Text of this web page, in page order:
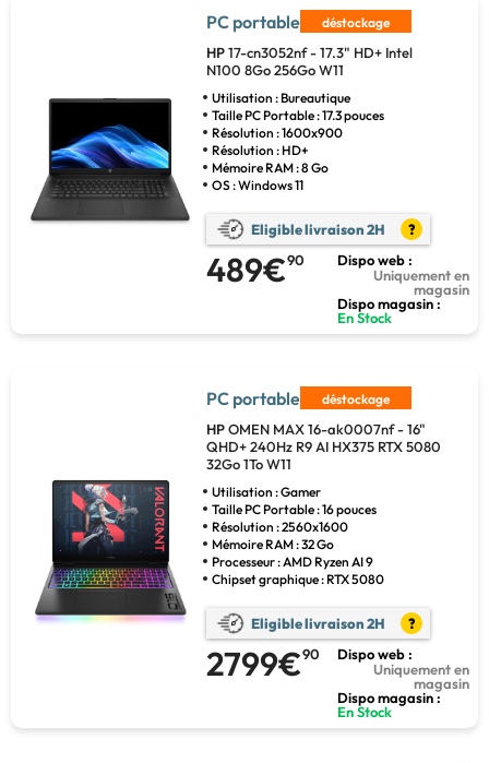
PC portable déstockage
HP17-cn3052nf - 17.3" HD+ Intel
N100 8Go 256Go W11
Utilisation : Bureautique
Taille PC Portable : 17.3 pouces
Résolution : 1600x900
Résolution : HD+
Mémoire RAM : 8 Go
OS : Windows 11
Eligible livraison 2H ?
489€90
Dispo web :
Uniquement en
magasin
Dispo magasin :
En Stock
PC portable déstockage
HPOMEN MAX 16-ak0007nf - 16"
QHD+ 240Hz R9 AI HX375 RTX 5080
32Go 1To W11
Utilisation : Gamer
Taille PC Portable : 16 pouces
Résolution : 2560x1600
Mémoire RAM : 32 Go
Processeur : AMD Ryzen AI 9
Chipset graphique : RTX 5080
Eligible livraison 2H ?
2799€90
Dispo web :
Uniquement en
magasin
Dispo magasin :
En Stock